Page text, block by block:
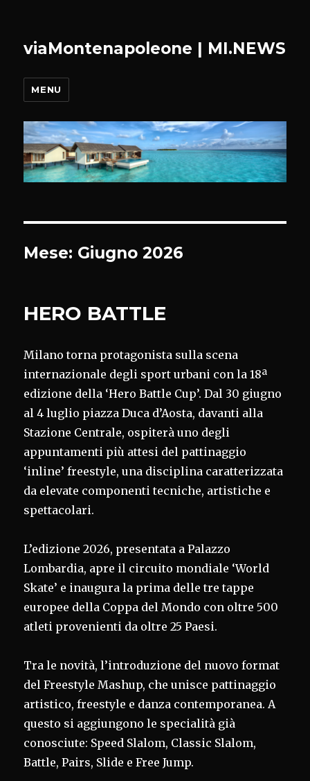
viaMontenapoleone | MI.NEWS
MENU
Mese: Giugno 2026
HERO BATTLE
Milano torna protagonista sulla scena
internazionale degli sport urbani con la 18ª
edizione della ‘Hero Battle Cup’. Dal 30 giugno
al 4 luglio piazza Duca d’Aosta, davanti alla
Stazione Centrale, ospiterà uno degli
appuntamenti più attesi del pattinaggio
‘inline’ freestyle, una disciplina caratterizzata
da elevate componenti tecniche, artistiche e
spettacolari.
L’edizione 2026, presentata a Palazzo
Lombardia, apre il circuito mondiale ‘World
Skate’ e inaugura la prima delle tre tappe
europee della Coppa del Mondo con oltre 500
atleti provenienti da oltre 25 Paesi.
Tra le novità, l’introduzione del nuovo format
del Freestyle Mashup, che unisce pattinaggio
artistico, freestyle e danza contemporanea. A
questo si aggiungono le specialità già
conosciute: Speed Slalom, Classic Slalom,
Battle, Pairs, Slide e Free Jump.